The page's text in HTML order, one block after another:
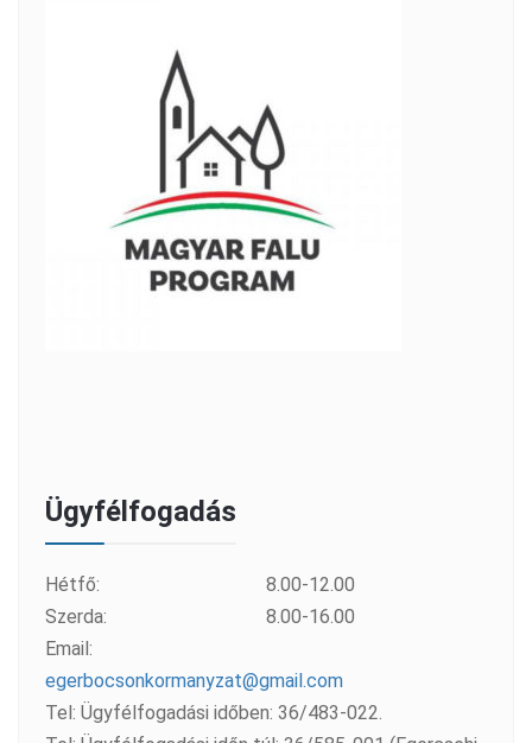
Ügyfélfogadás
Hétfő:
8.00-12.00
Szerda:
8.00-16.00
Email:
egerbocsonkormanyzat@gmail.com
Tel: Ügyfélfogadási időben: 36/483-022.